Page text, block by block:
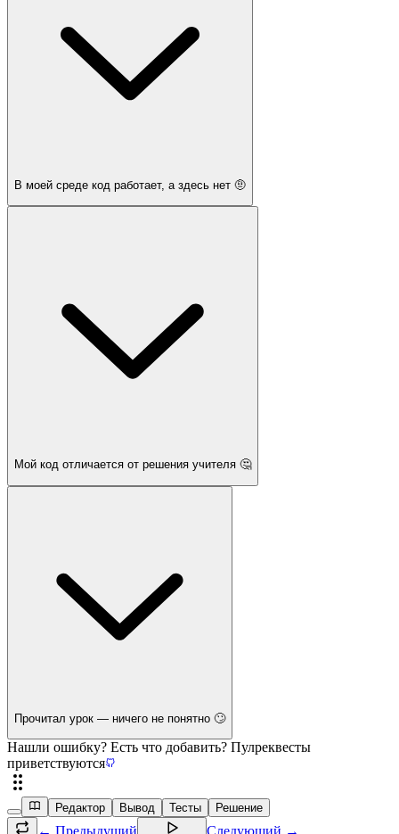
В моей среде код работает, а здесь нет 🤨
Мой код отличается от решения учителя 🤔
Прочитал урок — ничего не понятно 🙄
Нашли ошибку? Есть что добавить? Пулреквесты
приветствуются
Редактор Вывод Тесты Решение